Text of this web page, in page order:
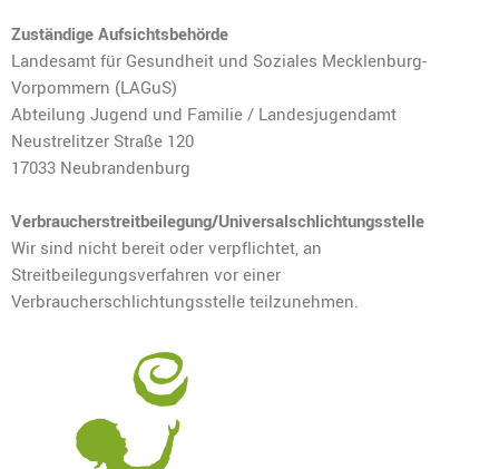
Zuständige Aufsichtsbehörde
Landesamt für Gesundheit und Soziales Mecklenburg-
Vorpommern (LAGuS)
Abteilung Jugend und Familie / Landesjugendamt
Neustrelitzer Straße 120
17033 Neubrandenburg
Verbraucherstreitbeilegung/Universalschlichtungsstelle
Wir sind nicht bereit oder verpflichtet, an
Streitbeilegungsverfahren vor einer
Verbraucherschlichtungsstelle teilzunehmen.